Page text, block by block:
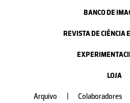
BANCO DE
REVISTA DE CIÊNCIA
LOJA
Arquivo Colaboradores